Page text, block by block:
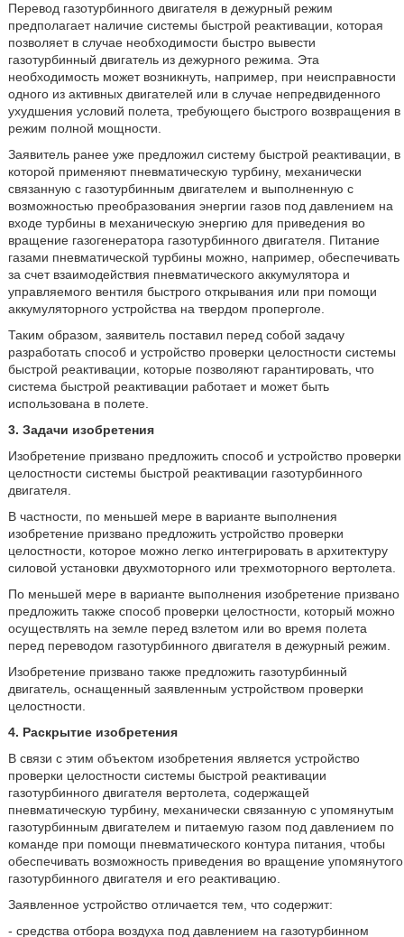
Перевод газотурбинного двигателя в дежурный режим
предполагает наличие системы быстрой реактивации, которая
позволяет в случае необходимости быстро вывести
газотурбинный двигатель из дежурного режима. Эта
необходимость может возникнуть, например, при неисправности
одного из активных двигателей или в случае непредвиденного
ухудшения условий полета, требующего быстрого возвращения в
режим полной мощности.
Заявитель ранее уже предложил систему быстрой реактивации, в
которой применяют пневматическую турбину, механически
связанную с газотурбинным двигателем и выполненную с
возможностью преобразования энергии газов под давлением на
входе турбины в механическую энергию для приведения во
вращение газогенератора газотурбинного двигателя. Питание
газами пневматической турбины можно, например, обеспечивать
за счет взаимодействия пневматического аккумулятора и
управляемого вентиля быстрого открывания или при помощи
аккумуляторного устройства на твердом проперголе.
Таким образом, заявитель поставил перед собой задачу
разработать способ и устройство проверки целостности системы
быстрой реактивации, которые позволяют гарантировать, что
система быстрой реактивации работает и может быть
использована в полете.
3. Задачи изобретения
Изобретение призвано предложить способ и устройство проверки
целостности системы быстрой реактивации газотурбинного
двигателя.
В частности, по меньшей мере в варианте выполнения
изобретение призвано предложить устройство проверки
целостности, которое можно легко интегрировать в архитектуру
силовой установки двухмоторного или трехмоторного вертолета.
По меньшей мере в варианте выполнения изобретение призвано
предложить также способ проверки целостности, который можно
осуществлять на земле перед взлетом или во время полета
перед переводом газотурбинного двигателя в дежурный режим.
Изобретение призвано также предложить газотурбинный
двигатель, оснащенный заявленным устройством проверки
целостности.
4. Раскрытие изобретения
В связи с этим объектом изобретения является устройство
проверки целостности системы быстрой реактивации
газотурбинного двигателя вертолета, содержащей
пневматическую турбину, механически связанную с упомянутым
газотурбинным двигателем и питаемую газом под давлением по
команде при помощи пневматического контура питания, чтобы
обеспечивать возможность приведения во вращение упомянутого
газотурбинного двигателя и его реактивацию.
Заявленное устройство отличается тем, что содержит:
- средства отбора воздуха под давлением на газотурбинном